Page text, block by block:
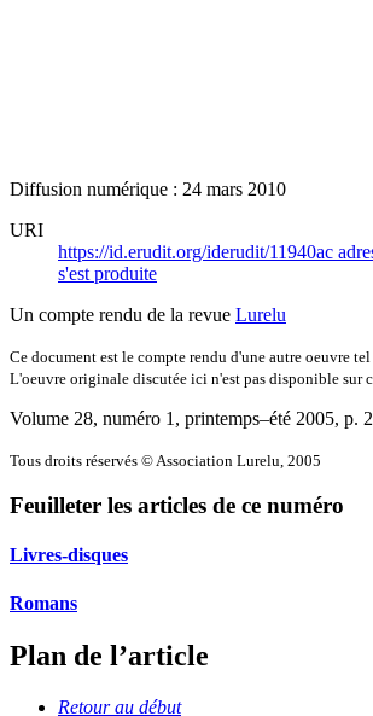
Diffusion numérique : 24 mars 2010
URI
https://id.erudit.org/iderudit/11940ac
s'est produite
Un compte rendu de la revue Lurelu
Ce document est le compte rendu d'une autre oeuvre
L'oeuvre originale discutée ici n'est pas disponible sur
Volume 28, numéro 1, printemps–été 2005, p.
Tous droits réservés © Association Lurelu, 2005
Feuilleter les articles de ce numéro
Livres-disques
Romans
Plan de l’article
Retour au début